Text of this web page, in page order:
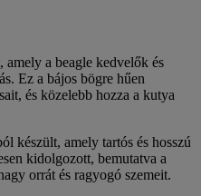
amely a beagle kedvelők és
Ez a bájos bögre hűen
és közelebb hozza a kutya
készült, amely tartós és hosszú
kidolgozott, bemutatva a
orrát és ragyogó szemeit.